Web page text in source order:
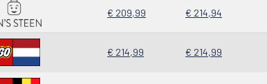
€ 209,99 € 214,94
€ 214,99 € 214,99